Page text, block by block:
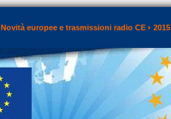
Novità europee e trasmissioni radio CE 2015